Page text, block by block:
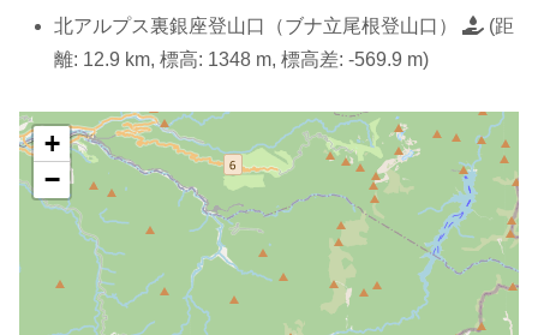
北アルプス裏銀座登山口（ブナ立尾根登山口）
(距
離: 12.9 km, 標高: 1348 m, 標高差: -569.9 m)
+
−